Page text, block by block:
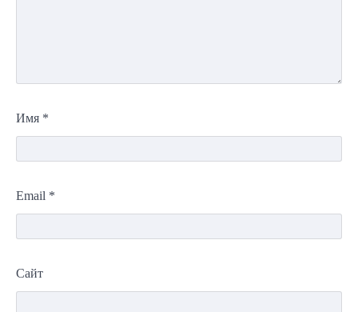
Имя *
Email *
Сайт